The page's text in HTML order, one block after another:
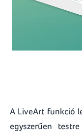
A LiveArt funkció
egyszerűen